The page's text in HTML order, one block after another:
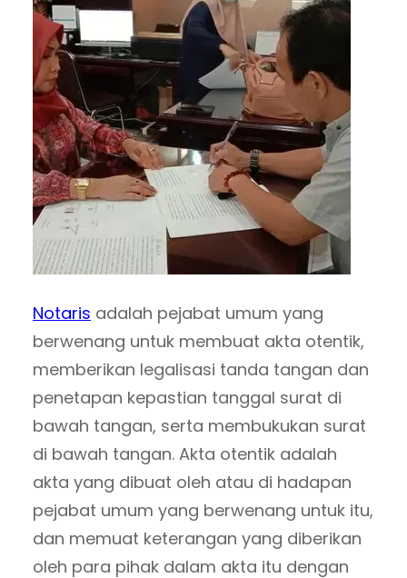
Notaris adalah pejabat umum yang
berwenang untuk membuat akta otentik,
memberikan legalisasi tanda tangan dan
penetapan kepastian tanggal surat di
bawah tangan, serta membukukan surat
di bawah tangan. Akta otentik adalah
akta yang dibuat oleh atau di hadapan
pejabat umum yang berwenang untuk itu,
dan memuat keterangan yang diberikan
oleh para pihak dalam akta itu dengan